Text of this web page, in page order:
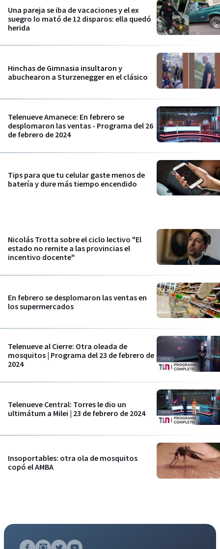
Una pareja se iba de vacaciones y el ex
suegro lo mató de 12 disparos: ella quedó
herida
Hinchas de Gimnasia insultaron y
abuchearon a Sturzenegger en el clásico
Telenueve Amanece: En febrero se
desplomaron las ventas - Programa del 26
de febrero de 2024
Tips para que tu celular gaste menos de
batería y dure más tiempo encendido
Nicolás Trotta sobre el ciclo lectivo "El
estado no remite a las provincias el
incentivo docente"
En febrero se desplomaron las ventas en
los supermercados
Telenueve al Cierre: Otra oleada de
mosquitos | Programa del 23 de febrero de
2024
Telenueve Central: Torres le dio un
ultimátum a Milei | 23 de febrero de 2024
Insoportables: otra ola de mosquitos
copó el AMBA